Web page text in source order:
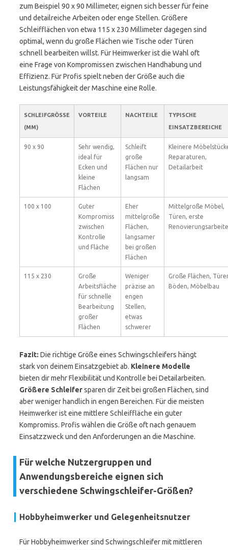
zum Beispiel 90 x 90 Millimeter, eignen sich besser für feine
und detailreiche Arbeiten oder enge Stellen. Größere
Schleifflächen von etwa 115 x 230 Millimeter dagegen sind
optimal, wenn du große Flächen wie Tische oder Türen
schnell bearbeiten willst. Für Heimwerker ist die Wahl oft
eine Frage von Kompromissen zwischen Handhabung und
Effizienz. Für Profis spielt neben der Größe auch die
Leistungsfähigkeit der Maschine eine Rolle.
SCHLEIFGRÖSSE (
MM)
VORTEILE NACHTEILE
TYPISCHE
EINSATZBEREICHE
90 x 90
Sehr wendig,
ideal für
Ecken und
kleine
Flächen
Schleift
große
Flächen nur
langsam
Kleinere
Reparaturen,
Detailarbeit
100 x 100
Guter
Kompromiss
zwischen
Kontrolle
und Fläche
Eher
mittelgroße
Flächen,
langsamer
bei großen
Flächen
Mittelgroße Möbel,
Türen, erste
115 x 230
Große
Arbeitsfläche
für schnelle
Bearbeitung
großer
Flächen
Weniger
präzise an
engen
Stellen,
etwas
schwerer
Große Flächen,
Böden, Möbelbau
Fazit: Die richtige Größe eines Schwingschleifers hängt
stark von deinem Einsatzgebiet ab. Kleinere Modelle
bieten dir mehr Flexibilität und Kontrolle bei Detailarbeiten.
Größere Schleifersparen dir Zeit bei großen Flächen, sind
aber weniger handlich in engen Bereichen. Für die meisten
Heimwerker ist eine mittlere Schleiffläche ein guter
Kompromiss. Profis wählen die Größe oft nach genauem
Einsatzzweck und den Anforderungen an die Maschine.
Für welche Nutzergruppen und
Anwendungsbereiche eignen sich
verschiedene Schwingschleifer-Größen?
Hobbyheimwerker und Gelegenheitsnutzer
Für Hobbyheimwerker sind Schwingschleifer mit mittleren